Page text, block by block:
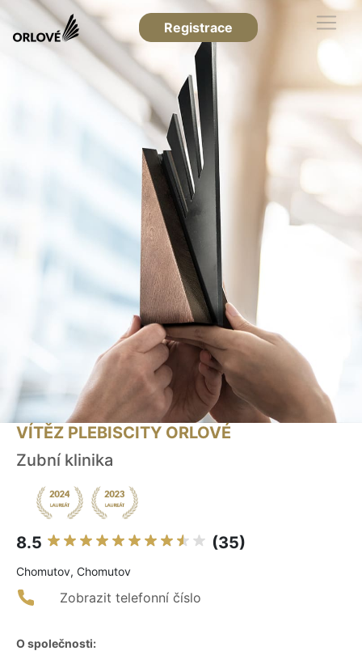
Registrace
VÍTĚZ PLEBISCITY ORLOVÉ
Zubní klinika
8.5 (35)
Chomutov, Chomutov
Zobrazit telefonní číslo
O společnosti: